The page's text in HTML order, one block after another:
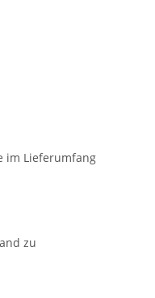
im Lieferumfang
zu